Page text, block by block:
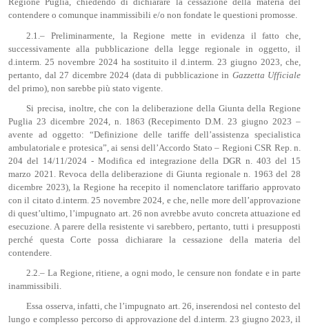
Regione Puglia, chiedendo di dichiarare la cessazione della materia del
contendere o comunque inammissibili e/o non fondate le questioni promosse.
2.1.– Preliminarmente, la Regione mette in evidenza il fatto che,
successivamente alla pubblicazione della legge regionale in oggetto, il
d.interm. 25 novembre 2024 ha sostituito il d.interm. 23 giugno 2023, che,
pertanto, dal 27 dicembre 2024 (data di pubblicazione in Gazzetta Ufficiale
del primo), non sarebbe più stato vigente.
Si precisa, inoltre, che con la deliberazione della Giunta della Regione
Puglia 23 dicembre 2024, n. 1863 (Recepimento D.M. 23 giugno 2023 –
avente ad oggetto: “Definizione delle tariffe dell’assistenza specialistica
ambulatoriale e protesica”, ai sensi dell’Accordo Stato – Regioni CSR Rep. n.
204 del 14/11/2024 - Modifica ed integrazione della DGR n. 403 del 15
marzo 2021. Revoca della deliberazione di Giunta regionale n. 1963 del 28
dicembre 2023), la Regione ha recepito il nomenclatore tariffario approvato
con il citato d.interm. 25 novembre 2024, e che, nelle more dell’approvazione
di quest’ultimo, l’impugnato art. 26 non avrebbe avuto concreta attuazione ed
esecuzione. A parere della resistente vi sarebbero, pertanto, tutti i presupposti
perché questa Corte possa dichiarare la cessazione della materia del
contendere.
2.2.– La Regione, ritiene, a ogni modo, le censure non fondate e in parte
inammissibili.
Essa osserva, infatti, che l’impugnato art. 26, inserendosi nel contesto del
lungo e complesso percorso di approvazione del d.interm. 23 giugno 2023, il